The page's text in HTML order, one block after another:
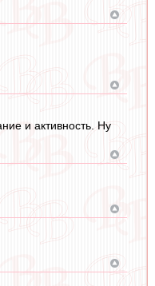
и активность. Ну